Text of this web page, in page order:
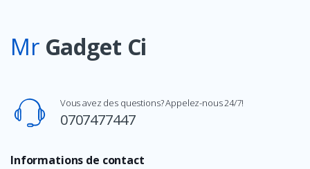
Mr Gadget Ci
Vous avez des questions? Appelez-nous 24/7!
0707477447
Informations de contact